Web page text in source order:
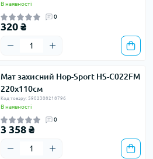
В наявності
0
320 ₴
Мат захисний Hop-Sport HS-C022FM
220х110см
Код товару: 5902308218796
В наявності
0
3 358 ₴